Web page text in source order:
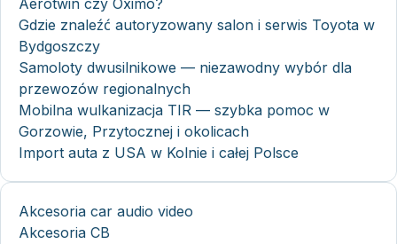
Aerotwin czy Oximo?
Gdzie znaleźć autoryzowany salon i serwis Toyota w
Bydgoszczy
Samoloty dwusilnikowe — niezawodny wybór dla
przewozów regionalnych
Mobilna wulkanizacja TIR — szybka pomoc w
Gorzowie, Przytocznej i okolicach
Import auta z USA w Kolnie i całej Polsce
Akcesoria car audio video
Akcesoria CB